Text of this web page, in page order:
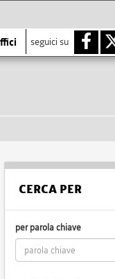
seguici su
CERCA PER
per parola chiave